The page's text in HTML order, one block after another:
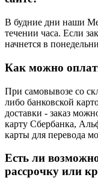
В будние дни наши
течении часа. Если
начнется в
Как можно
При самовывозе со
либо банковской
доставки - заказ
карту Сбербанка,
карты для перевода
Есть ли
рассрочку или